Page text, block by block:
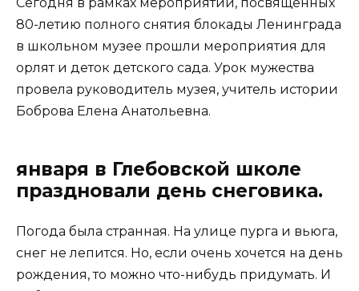
80-летию полного снятия блокады Ленинграда
в школьном музее прошли мероприятия для
орлят и деток детского сада. Урок мужества
провела руководитель музея, учитель истории
Боброва Елена Анатольевна.
января в Глебовской школе
праздновали день снеговика.
Погода была странная. На улице пурга и вьюга,
снег не лепится. Но, если очень хочется на день
рождения, то можно что-нибудь придумать. И